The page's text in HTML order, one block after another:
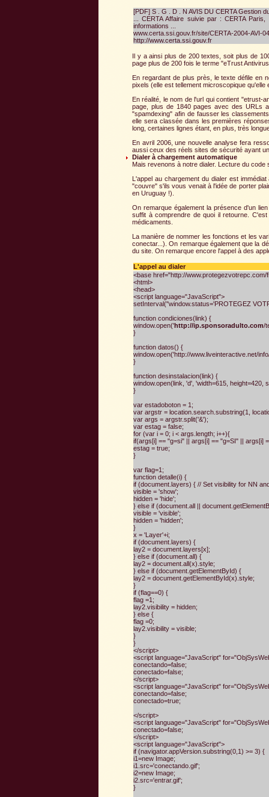
[PDF] S . G . D . N AVIS DU CERTA Gestion
... CERTA Affaire suivie par : CERTA
informations ...
www.certa.ssi.gouv.fr/site/CERTA-2004-AVI-
http://www.certa.ssi.gouv.fr
Il y a ainsi plus de 200 textes, soit plus de
page plus de 200 fois le terme "eTrust
En regardant de plus près, le texte défile en
pixels (elle est tellement microscopique
En réalité, le nom de l'url qui contient "etrust-
page, plus de 1840 pages avec des URLs
"spamdexing" afin de fausser les
elle sera classée dans les premières
long, certaines lignes étant, en plus, très
En avril 2006, une nouvelle analyse fera
aussi ceux des réels sites de sécurité ayant
Dialer à chargement automatique
Mais revenons à notre dialer. Lecture du
L'appel au chargement du dialer est
"couvre" s'ils vous venait à l'idée de porter
en Uruguay !).
On remarque également la présence d'un
suffit à comprendre de quoi il retourne.
médicaments.
La manière de nommer les fonctions et les
conectar...). On remarque également que la
du site. On remarque encore l'appel à des
L'appel au dialer
<base href="http://www.protegezvotrepc.com/
<html>
<head>
<script language="JavaScript">
setInterval("window.status='PROTEGEZ
function condiciones(link) {
window.open('http://ip.sponsoradulto.com/
}
function datos() {
window.open('http://www.liveinteractive.net/
}
function desinstalacion(link) {
window.open(link, 'd', 'width=615, height=420,
}
var estadoboton = 1;
var argstr = location.search.substring(1,
var args = argstr.split('&');
var estag = false;
for (var i = 0; i < args.length; i++){
if(args[i] == "g=si" || args[i] == "g=SI" || args[i]
estag = true;
}
var flag=1;
function detalle(i) {
if (document.layers) { // Set visibility for NN
visible = 'show';
hidden = 'hide';
} else if (document.all ||
visible = 'visible';
hidden = 'hidden';
}
x = 'Layer'+i;
if (document.layers) {
lay2 = document.layers[x];
} else if (document.all) {
lay2 = document.all(x).style;
} else if (document.getElementById) {
lay2 = document.getElementById(x).style;
}
if (flag==0) {
flag =1;
lay2.visibility = hidden;
} else {
flag =0;
lay2.visibility = visible;
}
}
</script>
<script language="JavaScript"
conectando=false;
conectado=false;
</script>
<script language="JavaScript"
conectando=false;
conectado=true;
</script>
<script language="JavaScript"
conectado=false;
</script>
<script language="JavaScript">
if (navigator.appVersion.substring(0,1) >= 3) {
i1=new Image;
i1.src='conectando.gif';
i2=new Image;
i2.src='entrar.gif';
}